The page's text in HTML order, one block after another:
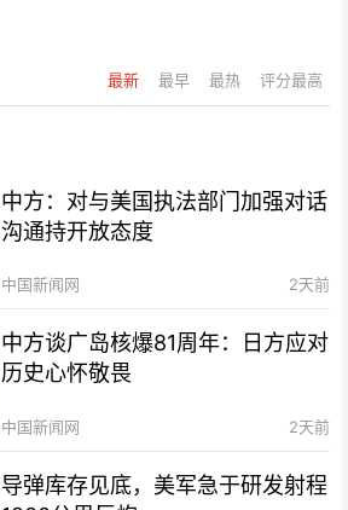
最新 最早 最热 评分最高
中方：对与美国执法部门加强对话
沟通持开放态度
中国新闻网 2天前
中方谈广岛核爆81周年：日方应对
历史心怀敬畏
中国新闻网 2天前
导弹库存见底，美军急于研发射程